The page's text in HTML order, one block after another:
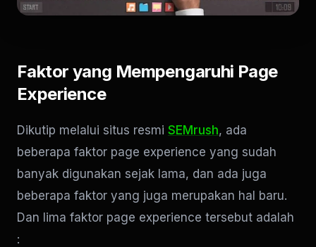
Faktor yang Mempengaruhi Page
Experience
Dikutip melalui situs resmi SEMrush, ada
beberapa faktor page experience yang sudah
banyak digunakan sejak lama, dan ada juga
beberapa faktor yang juga merupakan hal baru.
Dan lima faktor page experience tersebut adalah
: